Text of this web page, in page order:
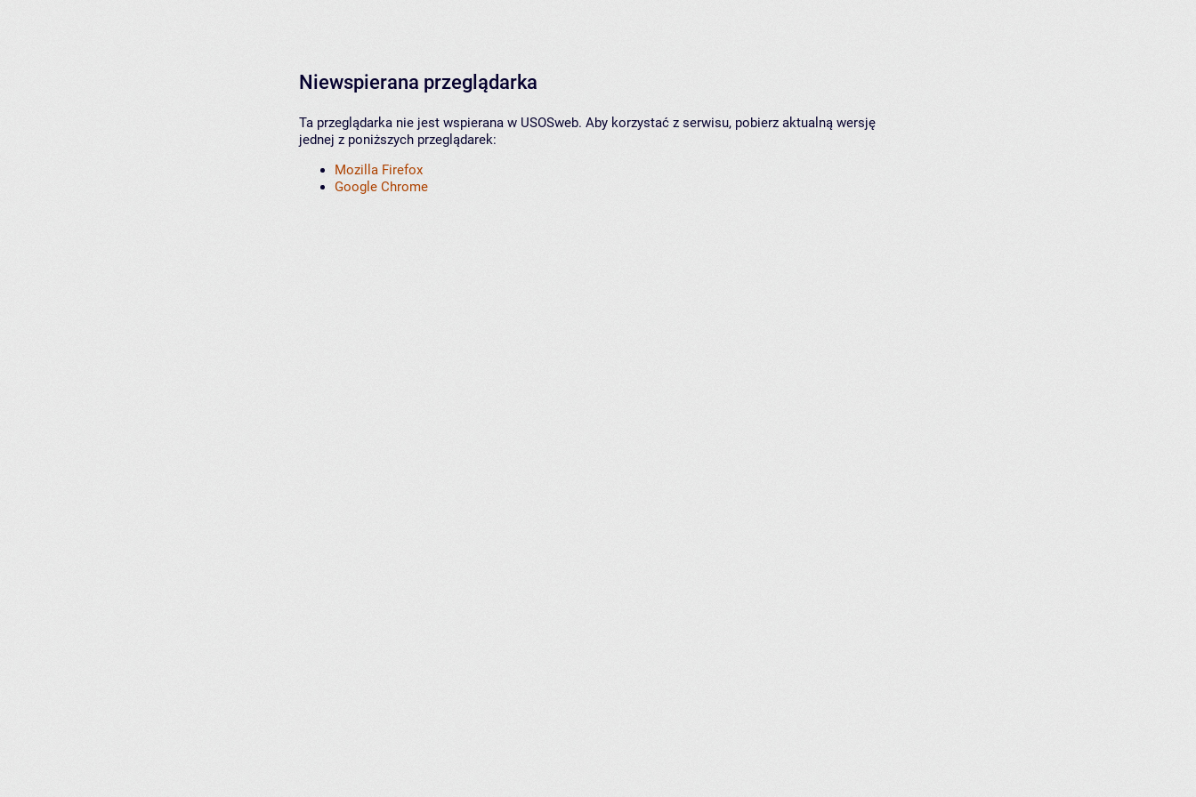
Niewspierana przeglądarka
Ta przeglądarka nie jest wspierana w USOSweb. Aby korzystać z serwisu, pobierz aktualną wersję
jednej z poniższych przeglądarek:
Mozilla Firefox
Google Chrome